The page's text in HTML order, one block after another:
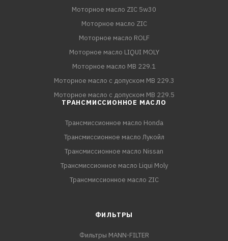
Моторное масло ZIC 5w30
Моторное масло ZIC
Моторное масло ROLF
Моторное масло LIQUI MOLY
Моторное масло MB 229.1
Моторное масло с допуском MB 229.3
Моторное масло с допуском MB 229.5
ТРАНСМИССИОННОЕ МАСЛО
Трансмиссионное масло Honda
Трансмиссионное масло Лукойл
Трансмиссионное масло Nissan
Трансмиссионное масло Liqui Moly
Трансмиссионное масло ZIC
ФИЛЬТРЫ
Фильтры MANN-FILTER